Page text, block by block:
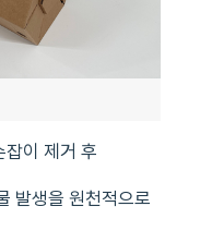
잡이 제거 후
발생을 원천적으로